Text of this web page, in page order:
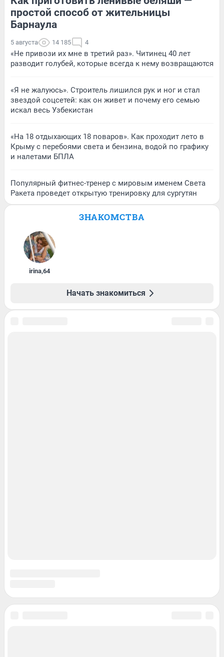
простой способ от жительницы
Барнаула
5 августа 14 185 4
«Не привози их мне в третий раз». Читинец 40 лет
разводит голубей, которые всегда к нему возвращаются
«Я не жалуюсь». Строитель лишился рук и ног и стал
звездой соцсетей: как он живет и почему его семью
искал весь Узбекистан
«На 18 отдыхающих 18 поваров». Как проходит лето в
Крыму с перебоями света и бензина, водой по графику
и налетами БПЛА
Популярный фитнес-тренер с мировым именем Света
Ракета проведет открытую тренировку для сургутян
ЗНАКОМСТВА
irina,64
Начать знакомиться